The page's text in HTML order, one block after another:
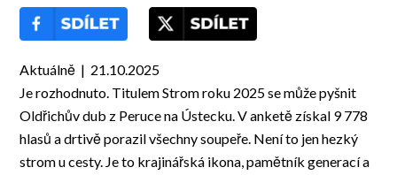
Aktuálně | 21.10.2025
Je rozhodnuto. Titulem Strom roku 2025 se může pyšnit
Oldřichův dub z Peruce na Ústecku. V anketě získal 9 778
hlasů a drtivě porazil všechny soupeře. Není to jen hezký
strom u cesty. Je to krajinářská ikona, pamětník generací a